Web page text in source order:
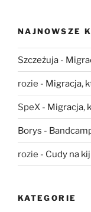
NAJNOWSZE
Szczeżuja -
rozie - Migracja,
SpeX - Migracja,
Borys -
rozie - Cudy na
KATEGORIE